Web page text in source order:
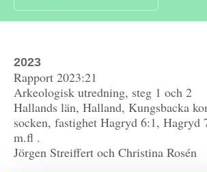
2023
Rapport 2023:21
Arkeologisk utredning, steg 1 och 2
Hallands län, Halland, Kungsbacka
socken, fastighet Hagryd 6:1, Hagryd
m.fl .
Jörgen Streiffert och Christina Rosén